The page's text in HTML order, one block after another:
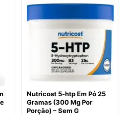
Nutricost 5-htp Em Pó 25
Gramas (300 Mg Por
Porção) – Sem G